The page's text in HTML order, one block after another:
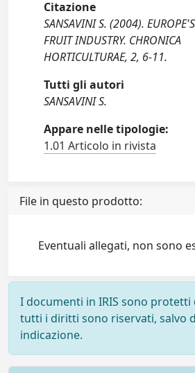
Citazione
SANSAVINI S. (2004).
FRUIT INDUSTRY. CHRONICA
HORTICULTURAE, 2, 6-11.
Tutti gli autori
SANSAVINI S.
Appare nelle tipologie:
1.01 Articolo in rivista
File in questo prodotto:
Eventuali allegati, non sono
I documenti in IRIS sono protetti
tutti i diritti sono riservati, salvo
indicazione.